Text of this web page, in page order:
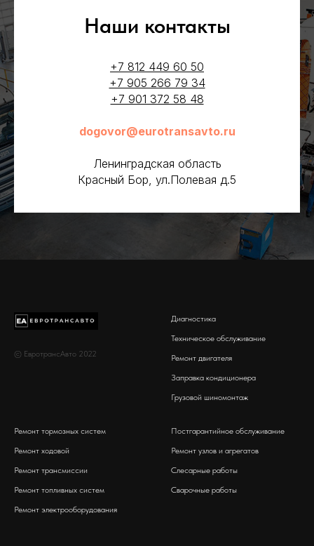
Наши контакты
+7 812 449 60 50
+7 905 266 79 34
+7 901 372 58 48
dogovor@eurotransavto.ru
Ленинградская область
Красный Бор, ул.Полевая д.5
© ЕвротрансАвто 2022
Диагностика
Техническое обслуживание
Ремонт двигателя
Заправка кондиционера
Грузовой шиномонтаж
Ремонт тормозных систем
Ремонт ходовой
Ремонт трансмиссии
Ремонт топливных систем
Ремонт электрооборудования
Постгарантийное обслуживание
Ремонт узлов и агрегатов
Слесарные работы
Сварочные работы